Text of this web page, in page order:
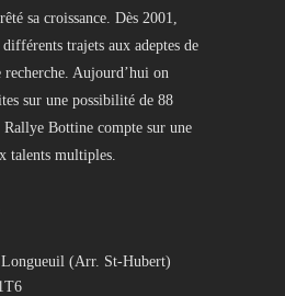
sa croissance. Dès 2001,
trajets aux adeptes de
Aujourd’hui on
sur une possibilité de 88
Bottine compte sur une
talents multiples.
(Arr. St-Hubert)